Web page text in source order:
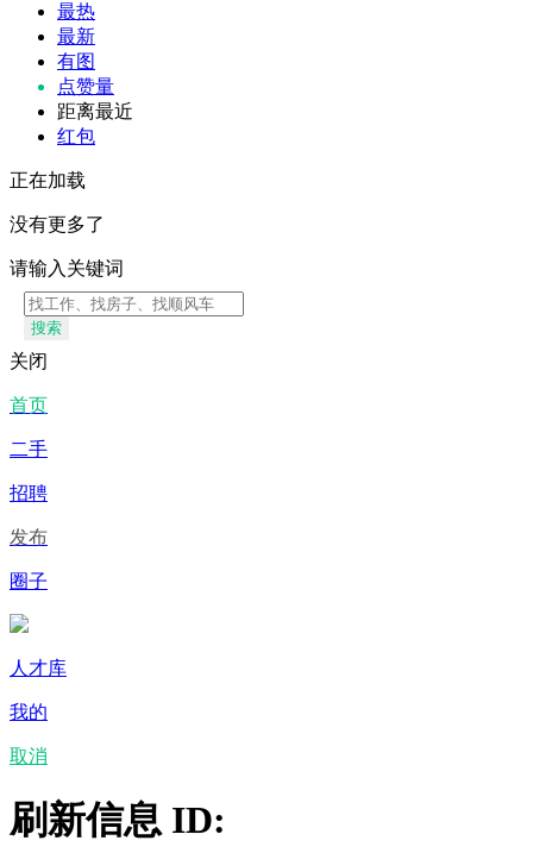
最热
最新
有图
点赞量
距离最近
红包
正在加载
没有更多了
请输入关键词
搜索
关闭
首页
二手
招聘
发布
圈子
人才库
我的
取消
刷新信息 ID: